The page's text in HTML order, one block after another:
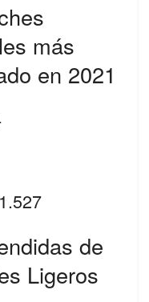
más
en 2021
de
Ligeros